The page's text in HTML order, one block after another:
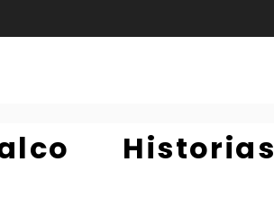
Historias